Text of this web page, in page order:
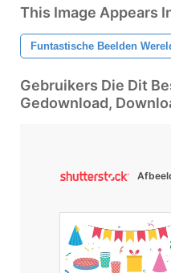
This Image Appears
Funtastische Beelden
Gebruikers Die Dit
Gedownload,